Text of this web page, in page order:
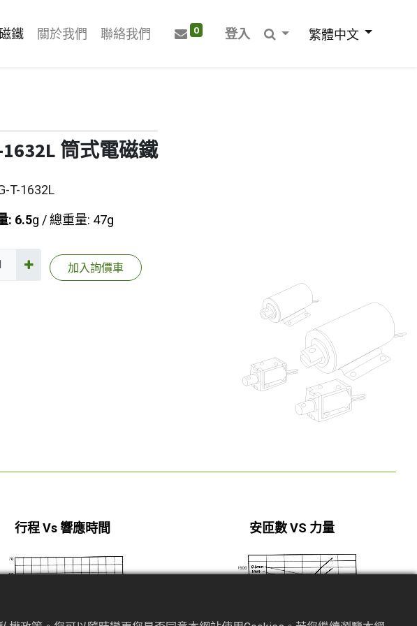
鐵 關於我們 聯絡我們 0 登入 繁體中文
1632L 筒式電磁鐵
T-1632L
: 6.5g / 總重量: 47g
加入詢價車
行程 Vs 響應時間 安匝數 VS 力量